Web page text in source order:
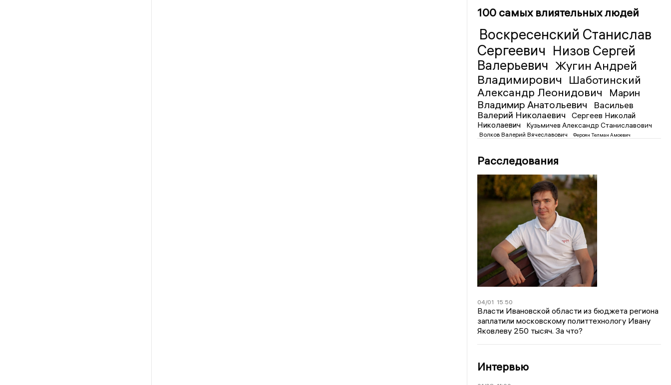
100 самых влиятельных людей
Воскресенский Станислав
Сергеевич Низов Сергей
Валерьевич Жугин Андрей
Владимирович
Шаботинский
Александр Леонидович
Марин
Владимир Анатольевич
Васильев
Валерий Николаевич
Сергеев Николай
Николаевич
Кузьмичев Александр Станиславович
Волков Валерий Вячеславович Фероян Телман Амоевич
Расследования
04/01 15:50
Власти Ивановской области из бюджета региона
заплатили московскому политтехнологу Ивану
Яковлеву 250 тысяч. За что?
Интервью